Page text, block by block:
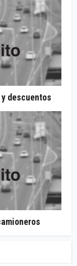
descuentos